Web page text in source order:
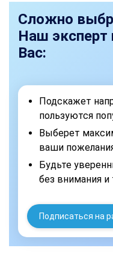
Сложно
Наш эксперт
Вас:
Подскажет
пользуются
Выберет
ваши
Будьте
без внимания
Подписаться на